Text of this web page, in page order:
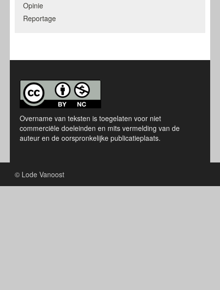
Opinie
Reportage
Overname van teksten is toegelaten voor niet
commerciële doeleinden en mits vermelding van de
auteur en de oorspronkelijke publicatieplaats.
© Lode Vanoost